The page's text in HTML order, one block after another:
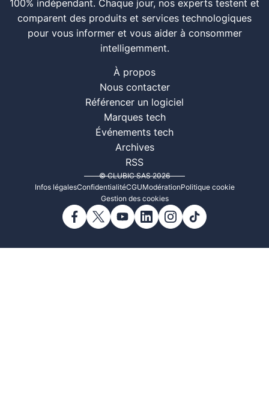
100% indépendant. Chaque jour, nos experts testent et
comparent des produits et services technologiques
pour vous informer et vous aider à consommer
intelligemment.
À propos
Nous contacter
Référencer un logiciel
Marques tech
Événements tech
Archives
RSS
© CLUBIC SAS 2026
Infos légalesConfidentialitéCGUModérationPolitique cookie
Gestion des cookies